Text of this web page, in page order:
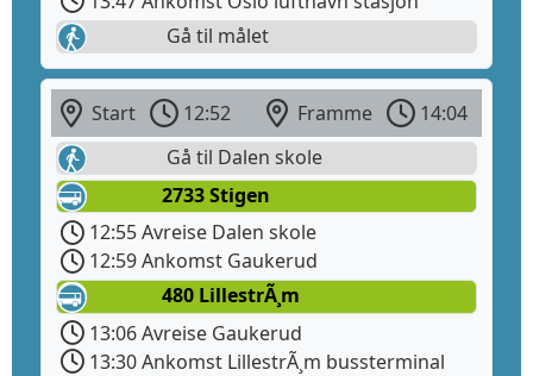
Gå til målet
Start 12:52 Framme
14:04
Gå til Dalen skole
2733 Stigen
12:55 Avreise Dalen skole
12:59 Ankomst Gaukerud
480 LillestrÃ¸m
13:06 Avreise Gaukerud
13:30 Ankomst LillestrÃ¸m bussterminal